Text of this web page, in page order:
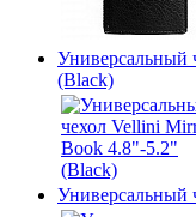
Универсальный
(Black)
Универсальный